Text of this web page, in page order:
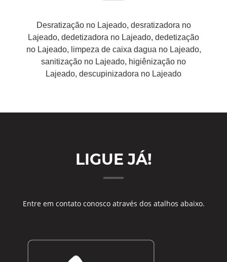
Desratização no Lajeado, desratizadora no
Lajeado, dedetizadora no Lajeado, dedetização
no Lajeado, limpeza de caixa dagua no Lajeado,
sanitização no Lajeado, higiênização no
Lajeado, descupinizadora no Lajeado
LIGUE JÁ!
Entre em contato conosco através dos atalhos abaixo.